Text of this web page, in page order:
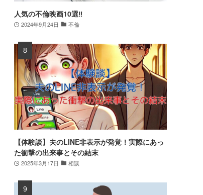
人気の不倫映画10選‼
2024年9月24日 不倫
【体験談】夫のLINE非表示が発覚！実際にあっ
た衝撃の出来事とその結末
2025年3月17日 相談